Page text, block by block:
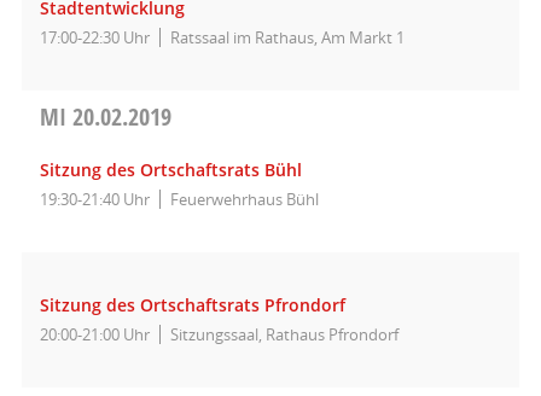
Stadtentwicklung
17:00-22:30 Uhr Ratssaal im Rathaus, Am Markt 1
MI 20.02.2019
Sitzung des Ortschaftsrats Bühl
19:30-21:40 Uhr Feuerwehrhaus Bühl
Sitzung des Ortschaftsrats Pfrondorf
20:00-21:00 Uhr Sitzungssaal, Rathaus Pfrondorf